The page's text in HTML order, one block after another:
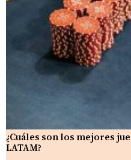
¿Cuáles son los mejores
LATAM?